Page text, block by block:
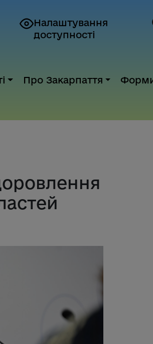
Налаштування
доступності
Про Закарпаття